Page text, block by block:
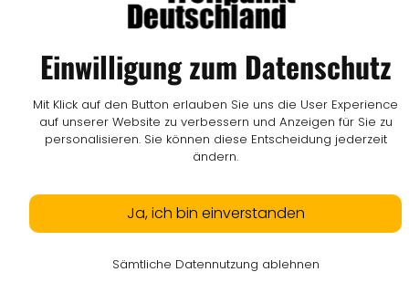
Einwilligung zum Datenschutz
Mit Klick auf den Button erlauben Sie uns die User Experience
auf unserer Website zu verbessern und Anzeigen für Sie zu
personalisieren. Sie können diese Entscheidung jederzeit
ändern.
Ja, ich bin einverstanden
Sämtliche Datennutzung ablehnen